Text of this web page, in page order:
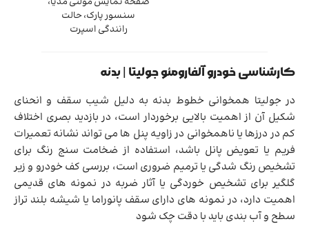
سنسور پارک، حالت
رانندگی اسپرت
کارشناسی خودرو آلفارومئو جولیتا | بدنه
در جولیتا همخوانی خطوط بدنه به دلیل شیب سقف و انحنای
شکیل آن از اهمیت بالایی برخوردار است، در بازدید بصری اختلاف
کم در درزها یا ناهمخوانی در زاویه پنل ها می تواند نشانه تعمیرات
فریم یا تعویض پانل باشد، استفاده از ضخامت سنج رنگ برای
تشخیص رنگ شدگی یا ترمیم ضروری است، بررسی کف خودرو و زیر
گلگیر برای تشخیص خوردگی یا آثار ضربه در نمونه های قدیمی
اهمیت دارد، در نمونه های دارای سقف پانوراما یا شیشه بلند تراز
سطح و آب بندی باید با دقت چک شود